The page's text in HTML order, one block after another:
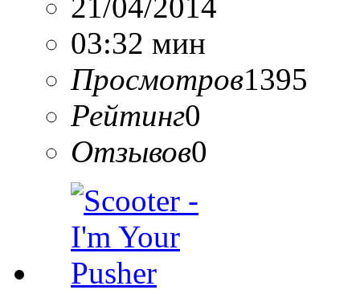
03:32 мин
Просмотров1395
Рейтинг0
Отзывов0